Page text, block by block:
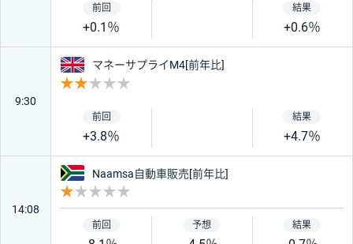
+0.1％ +0.6％
9:30
イギリス
マネーサプライM4[前年比]
+3.8％ +4.7％
14:08
南アフリカ
Naamsa自動車販売[前年比]